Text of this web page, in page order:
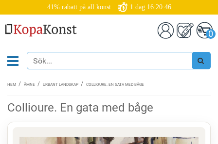
41% rabatt på all konst 1 dag 16:20:45
0
HEM ÄMNE URBANT LANDSKAP COLLIOURE. EN GATA MED BÅGE
Collioure. En gata med båge